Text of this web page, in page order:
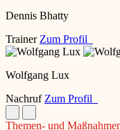
Dennis Bhatty
Trainer Zum Profil
Wolfgang Lux
Nachruf Zum Profil
Themen- und